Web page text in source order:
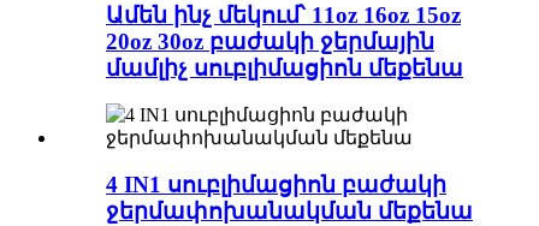
Ամեն ինչ մեկում՝ 11oz 16oz 15oz
20oz 30oz բաժակի ջերմային
մամլիչ սուբլիմացիոն մեքենա
4 IN1 սուբլիմացիոն բաժակի
ջերմափոխանակման մեքենա